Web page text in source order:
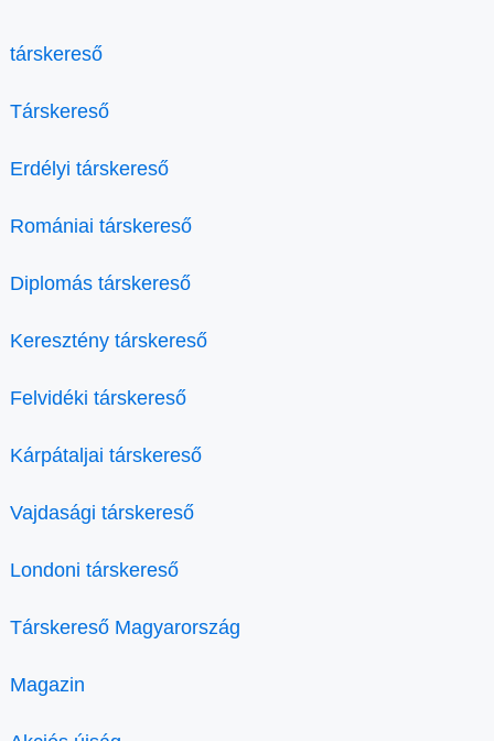
társkereső
Társkereső
Erdélyi társkereső
Romániai társkereső
Diplomás társkereső
Keresztény társkereső
Felvidéki társkereső
Kárpátaljai társkereső
Vajdasági társkereső
Londoni társkereső
Társkereső Magyarország
Magazin